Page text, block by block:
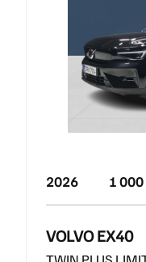
2026 1
VOLVO EX40